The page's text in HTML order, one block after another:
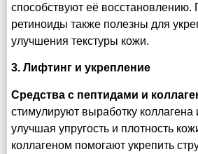
способствуют её восстановлению.
ретиноиды также полезны для
улучшения текстуры кожи.
3. Лифтинг и укрепление
Средства с пептидами и
стимулируют выработку коллагена
улучшая упругость и плотность
коллагеном помогают укрепить